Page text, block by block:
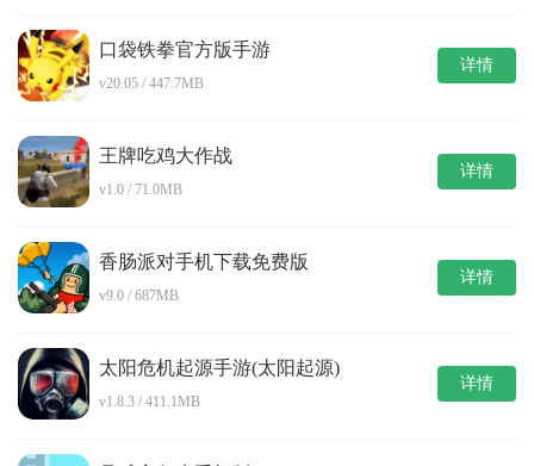
口袋铁拳官方版手游
v20.05 / 447.7MB
详情
王牌吃鸡大作战
v1.0 / 71.0MB
详情
香肠派对手机下载免费版
v9.0 / 687MB
详情
太阳危机起源手游(太阳起源)
v1.8.3 / 411.1MB
详情